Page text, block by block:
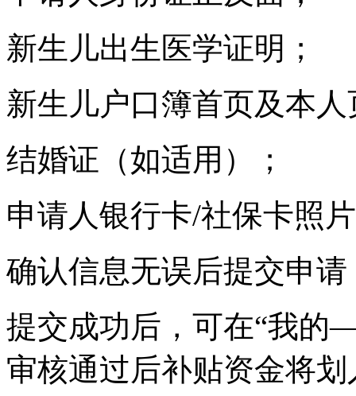
新生儿出生医学证明；
新生儿户口簿首页及本人
结婚证（如适用）；
申请人银行卡/社保卡照
确认信息无误后提交申请
提交成功后，可在“我的
审核通过后补贴资金将